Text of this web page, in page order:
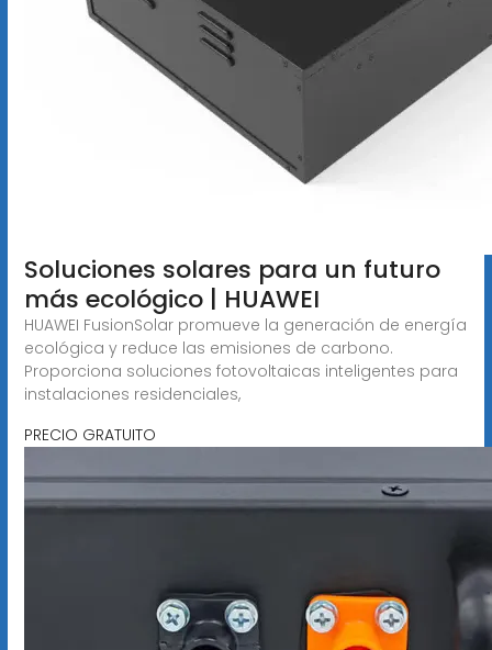
Soluciones solares para un futuro
más ecológico | HUAWEI
HUAWEI FusionSolar promueve la generación de energía
ecológica y reduce las emisiones de carbono.
Proporciona soluciones fotovoltaicas inteligentes para
instalaciones residenciales,
PRECIO GRATUITO